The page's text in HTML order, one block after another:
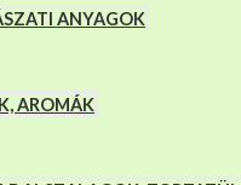
ANYAGOK
AROMÁK